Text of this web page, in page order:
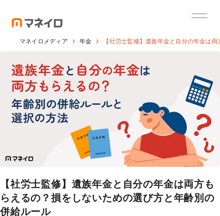
マネイロメディア 年金 【社労士監修】遺族年金と自分の年金は
【社労士監修】遺族年金と自分の年金は両方も
らえるの？損をしないための選び方と年齢別の
併給ルール